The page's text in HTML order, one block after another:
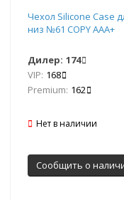
Чехол Silicone Case
низ №61 COPY AAA+
Дилер: 174
VIP: 168
Premium: 162
Нет в наличии
Сообщить о